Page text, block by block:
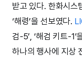
받고 있다. 한화시스
‘해령’을 선보였다.
검-5’, ‘해검 키트-
하나의 행사에 지상